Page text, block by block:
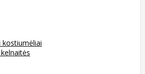
kostiumėliai